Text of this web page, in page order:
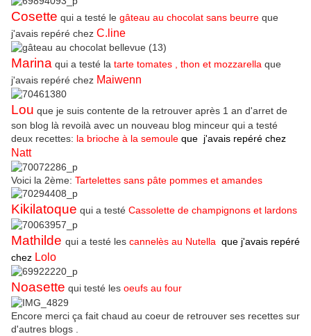
Cosette qui a testé le gâteau au chocolat sans beurre que
j'avais repéré chez C.line
Marina qui a testé la tarte tomates , thon et mozzarella que
j'avais repéré chez Maiwenn
Lou que je suis contente de la retrouver après 1 an d'arret de
son blog là revoilà avec un nouveau blog minceur qui a testé
deux recettes: la brioche à la semoule que j'avais repéré chez
Natt
Voici la 2ème: Tartelettes sans pâte pommes et amandes
Kikilatoque qui a testé Cassolette de champignons et lardons
Mathilde qui a testé les cannelès au Nutella que j'avais repéré
chez Lolo
Noasette qui testé les oeufs au four
Encore merci ça fait chaud au coeur de retrouver ses recettes sur
d'autres blogs .